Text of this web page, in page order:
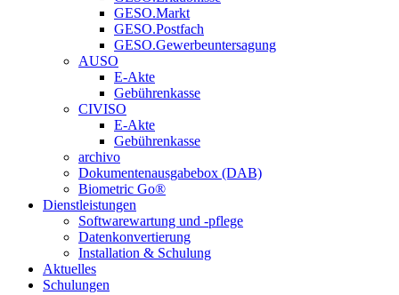
GESO.Markt
GESO.Postfach
GESO.Gewerbeuntersagung
AUSO
E-Akte
Gebührenkasse
CIVISO
E-Akte
Gebührenkasse
archivo
Dokumentenausgabebox (DAB)
Biometric Go®
Dienstleistungen
Softwarewartung und -pflege
Datenkonvertierung
Installation & Schulung
Aktuelles
Schulungen